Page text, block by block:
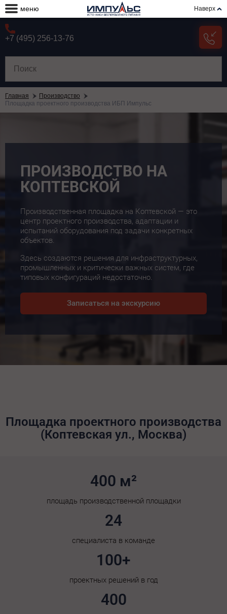
меню Наверх
+7 (495) 256-13-76
Главная
Производство
Площадка проектного производства ИБП Импульс
ПРОИЗВОДСТВО НА
КОПТЕВСКОЙ
Производственная площадка на Коптевской — это
центр проектного производства, адаптации и
испытаний оборудования под задачи конкретных
объектов.
Здесь создаются решения для инфраструктурных,
промышленных и критически важных систем, где
типовых конфигураций недостаточно.
Записаться на экскурсию
Площадка проектного производства
(Коптевская ул., Москва)
400 м²
площадь производственной площадки
24
специалиста в команде
100+
проектных решений в год
400